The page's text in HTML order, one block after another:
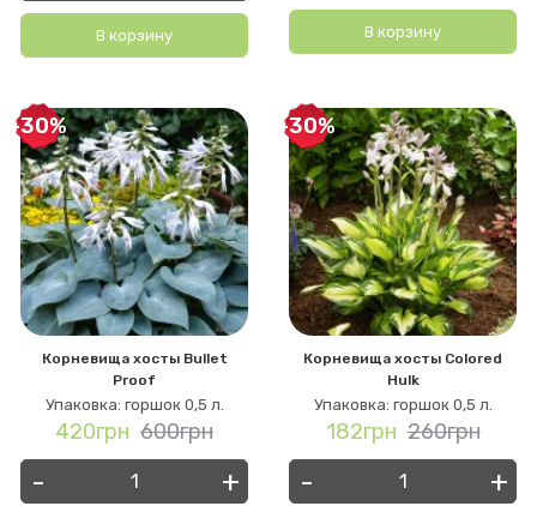
В корзину В корзину
-30%
Корневища хосты Bullet
Proof
Упаковка: горшок 0,5 л.
420грн 600грн
- +
-30%
Корневища хосты Colored
Hulk
Упаковка: горшок 0,5 л.
182грн 260грн
- +